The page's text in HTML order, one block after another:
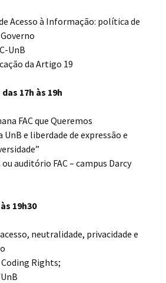
Acesso à Informação: política de
UnB
da Artigo 19
17h às 19h
FAC que Queremos
UnB e liberdade de expressão e
auditório FAC – campus Darcy
19h30
acesso, neutralidade, privacidade e
Rights;